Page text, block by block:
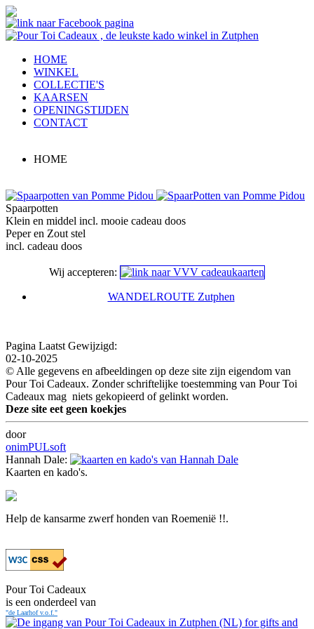
HOME
WINKEL
COLLECTIE'S
KAARSEN
OPENINGSTIJDEN
CONTACT
HOME
Spaarpotten
Klein en middel incl. mooie cadeau doos
Peper en Zout stel
incl. cadeau doos
Wij accepteren:
WANDELROUTE Zutphen
Pagina Laatst Gewijzigd:
02-10-2025
© Alle gegevens en afbeeldingen op deze site zijn eigendom van
Pour Toi Cadeaux. Zonder schriftelijke toestemming van Pour Toi
Cadeaux mag niets gekopieerd of gelinkt worden.
Deze site eet geen koekjes
door
onimPULsoft
Hannah Dale:
Kaarten en kado's.
Help de kansarme zwerf honden van Roemenië !!.
Pour Toi Cadeaux
is een onderdeel van
"de Laarhof v.o.f."